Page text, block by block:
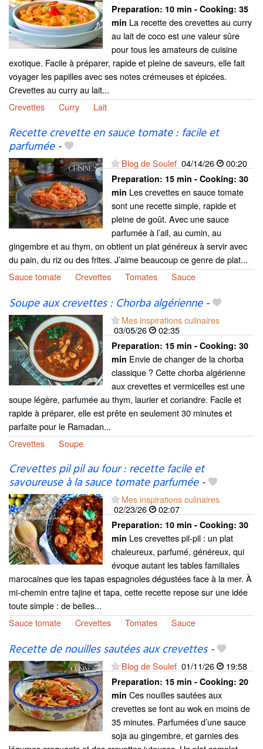
Preparation: 10 min - Cooking: 35
min La recette des crevettes au curry
au lait de coco est une valeur sûre
pour tous les amateurs de cuisine
exotique. Facile à préparer, rapide et pleine de saveurs, elle fait
voyager les papilles avec ses notes crémeuses et épicées.
Crevettes au curry au lait...
Crevettes
Curry Lait
Recette crevette en sauce tomate : facile et
parfumée-
Blog de Soulef 04/14/26 00:20
Preparation: 15 min - Cooking: 30
min Les crevettes en sauce tomate
sont une recette simple, rapide et
pleine de goût. Avec une sauce
parfumée à l’ail, au cumin, au
gingembre et au thym, on obtient un plat généreux à servir avec
du pain, du riz ou des frites. J’aime beaucoup ce genre de plat...
Sauce tomate
Crevettes Tomates Sauce
Soupe aux crevettes : Chorba algérienne-
Mes inspirations culinaires
03/05/26
02:35
Preparation: 15 min - Cooking: 30
min Envie de changer de la chorba
classique ? Cette chorba algérienne
aux crevettes et vermicelles est une
soupe légère, parfumée au thym, laurier et coriandre. Facile et
rapide à préparer, elle est prête en seulement 30 minutes et
parfaite pour le Ramadan...
Crevettes
Soupe
Crevettes pil pil au four : recette facile et
savoureuse à la sauce tomate parfumée-
Mes inspirations culinaires
02/23/26
02:07
Preparation: 10 min - Cooking: 30
min Les crevettes pil-pil : un plat
chaleureux, parfumé, généreux, qui
évoque autant les tables familiales
marocaines que les tapas espagnoles dégustées face à la mer. À
mi-chemin entre tajine et tapa, cette recette repose sur une idée
toute simple : de belles...
Sauce tomate
Crevettes Tomates Sauce
Recette de nouilles sautées aux crevettes-
Blog de Soulef 01/11/26 19:58
Preparation: 15 min - Cooking: 20
min Ces nouilles sautées aux
crevettes se font au wok en moins de
35 minutes. Parfumées d’une sauce
soja au gingembre, et garnies des